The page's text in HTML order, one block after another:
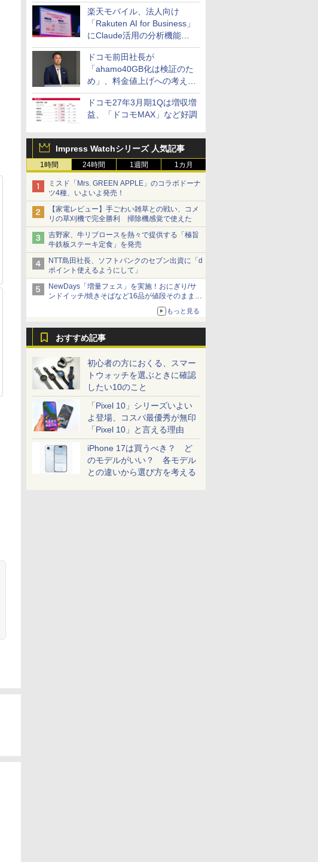
楽天モバイル、法人向け
「Rakuten AI for Business」
にClaude活用の分析機能な
どを追加
ドコモ前田社長が
「ahamo40GB化は検証のた
め」、料金値上げへの考え方
にも言及
ドコモ27年3月期1Qは増収増
益、「ドコモMAX」など好調
Impress Watchシリーズ 人気記事
1時間 24時間 1週間 1カ月
ミスド「Mrs. GREEN APPLE」のコラボドーナ
ツ4種、いよいよ発売！
【家電レビュー】手ごわい雑草との戦い、コメ
リの草刈機で完全勝利 掃除機感覚で使えた
吉野家、牛リブロースを熱々で提供する「極旨
牛鉄板ステーキ定食」を発売
NTT島田社長、ソフトバンクのセブン出資に「d
ポイント使えるようにして」
NewDays「増量フェス」を実施！おにぎり/サ
ンドイッチ/焼きそばなど16品が値段そのままで
もっと見る
おすすめ記事
初心者の方におくる、スマー
トウォッチを選ぶときに確認
したい10のこと
「Pixel 10」シリーズいよい
よ登場、コスパ最優秀が無印
「Pixel 10」と言える理由
iPhone 17は買うべき？ ど
のモデルがいい？ 各モデル
との違いから選び方を考える